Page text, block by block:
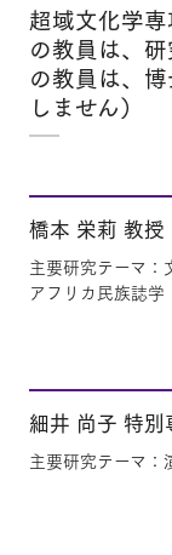
超域文化学
の教員は、
の教員は、
しません）
橋本 栄莉 教授
主要研究テーマ
アフリカ民族誌学
細井 尚子 特別
主要研究テーマ